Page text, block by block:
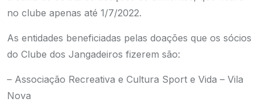
no clube apenas até 1/7/2022.
As entidades beneficiadas pelas doações que os sócios
do Clube dos Jangadeiros fizerem são:
– Associação Recreativa e Cultura Sport e Vida – Vila
Nova